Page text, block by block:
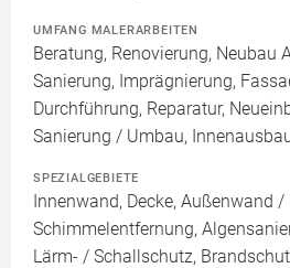
UMFANG MALERARBEITEN
Beratung, Renovierung, Neubau
Sanierung, Imprägnierung,
Durchführung, Reparatur,
Sanierung / Umbau,
SPEZIALGEBIETE
Innenwand, Decke, Außenwand /
Schimmelentfernung,
Lärm- / Schallschutz,